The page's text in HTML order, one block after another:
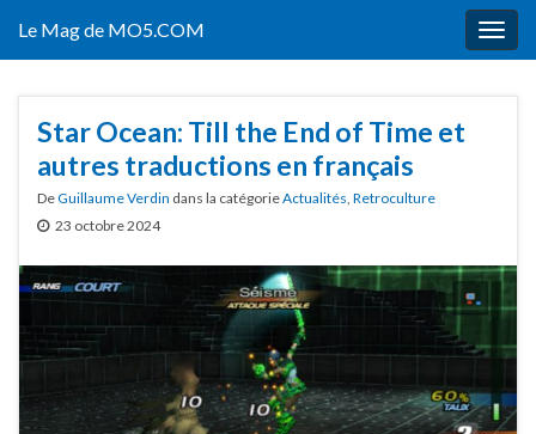
Le Mag de MO5.COM
Star Ocean: Till the End of Time et
autres traductions en français
DeGuillaume Verdin dans la catégorieActualités, Retroculture
23 octobre 2024